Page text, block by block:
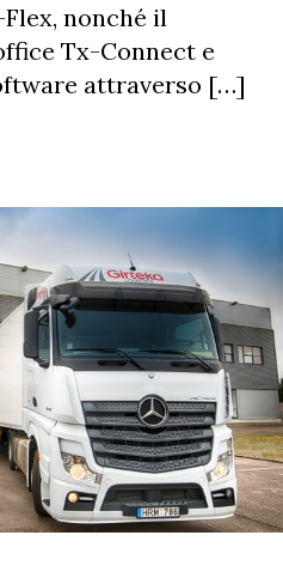
nonché il
Tx-Connect e
attraverso […]